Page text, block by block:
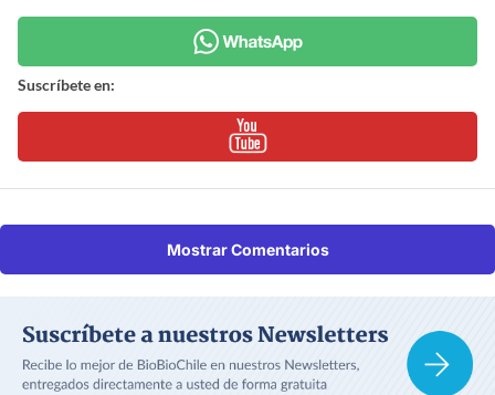
Suscríbete en:
Mostrar Comentarios